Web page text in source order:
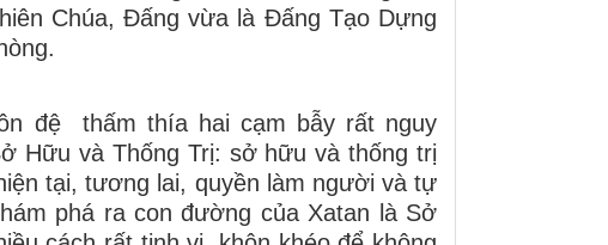
Chúa, Đấng vừa là Đấng Tạo Dựng
đệ thấm thía hai cạm bẫy rất nguy
Hữu và Thống Trị: sở hữu và thống trị
tại, tương lai, quyền làm người và tự
phá ra con đường của Xatan là Sở